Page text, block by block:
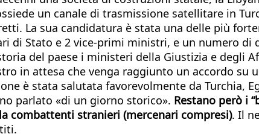
un canale di trasmissione satellitare in
La sua candidatura è stata una delle più
di Stato e 2 vice-primi ministri, e un numero
del paese i ministeri della Giustizia e degli
in attesa che venga raggiunto un accordo su
è stata salutata favorevolmente da Turchia,
parlato «di un giorno storico». Restano però i
combattenti stranieri (mercenari compresi). Il